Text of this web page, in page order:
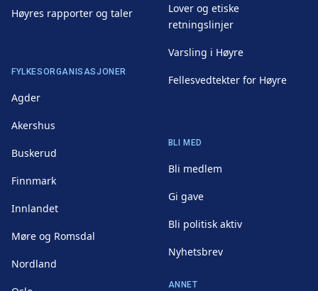
Høyres rapporter og taler
Lover og etiske
retningslinjer
Varsling i Høyre
Fellesvedtekter for Høyre
FYLKESORGANISASJONER
Agder
Akershus
Buskerud
Finnmark
Innlandet
Møre og Romsdal
Nordland
BLI MED
Bli medlem
Gi gave
Bli politisk aktiv
Nyhetsbrev
ANNET